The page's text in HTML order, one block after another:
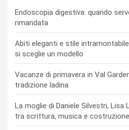
Endoscopia digestiva: quando
rimandata
Abiti eleganti e stile
si sceglie un modello
Vacanze di primavera in Val
tradizione ladina
La moglie di Daniele Silvestri, Lisa
tra scrittura, musica e